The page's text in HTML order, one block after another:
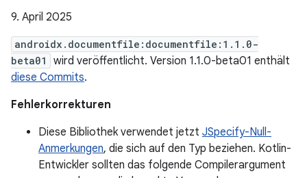
9. April 2025
androidx.documentfile:documentfile:1.1.0-
beta01
wird veröffentlicht. Version 1.1.0-beta01 enthält
diese Commits.
Fehlerkorrekturen
Diese Bibliothek verwendet jetzt JSpecify-Null-
Anmerkungen, die sich auf den Typ beziehen. Kotlin-
Entwickler sollten das folgende Compilerargument